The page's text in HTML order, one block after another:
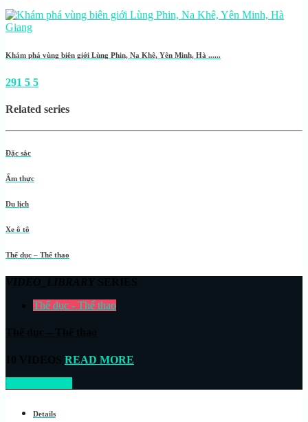
Khám phá vùng biên giới Lùng Phin, Na Khê, Yên Minh, Hà ......
291 5 5
Related series
Đặc sắc
Ẩm thực
Du lịch
Xe ô tô
Thể dục – Thể thao
Thể dục - Thể thao
READ MORE
START NOW
Details